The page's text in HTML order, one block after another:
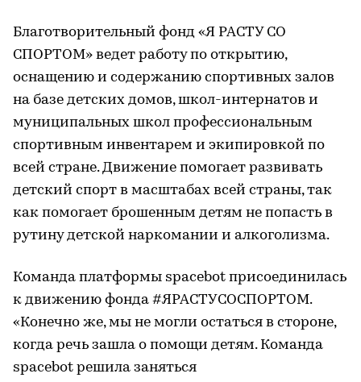
Благотворительный фонд «Я РАСТУ СО
СПОРТОМ» ведет работу по открытию,
оснащению и содержанию спортивных залов
на базе детских домов, школ-интернатов и
муниципальных школ профессиональным
спортивным инвентарем и экипировкой по
всей стране. Движение помогает развивать
детский спорт в масштабах всей страны, так
как помогает брошенным детям не попасть в
рутину детской наркомании и алкоголизма.
Команда платформы spacebot присоединилась
к движению фонда #ЯРАСТУСОСПОРТОМ.
«Конечно же, мы не могли остаться в стороне,
когда речь зашла о помощи детям. Команда
spacebot решила заняться